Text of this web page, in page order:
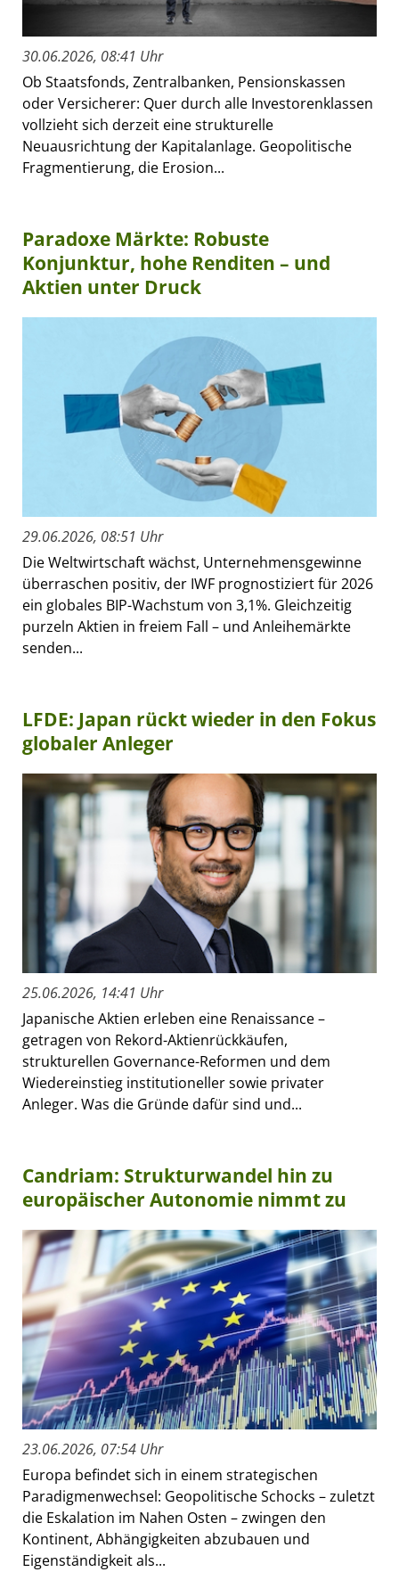
30.06.2026, 08:41 Uhr
Ob Staatsfonds, Zentralbanken, Pensionskassen
oder Versicherer: Quer durch alle Investorenklassen
vollzieht sich derzeit eine strukturelle
Neuausrichtung der Kapitalanlage. Geopolitische
Fragmentierung, die Erosion...
Paradoxe Märkte: Robuste
Konjunktur, hohe Renditen – und
Aktien unter Druck
29.06.2026, 08:51 Uhr
Die Weltwirtschaft wächst, Unternehmensgewinne
überraschen positiv, der IWF prognostiziert für 2026
ein globales BIP-Wachstum von 3,1%. Gleichzeitig
purzeln Aktien in freiem Fall – und Anleihemärkte
senden...
LFDE: Japan rückt wieder in den Fokus
globaler Anleger
25.06.2026, 14:41 Uhr
Japanische Aktien erleben eine Renaissance –
getragen von Rekord-Aktienrückkäufen,
strukturellen Governance-Reformen und dem
Wiedereinstieg institutioneller sowie privater
Anleger. Was die Gründe dafür sind und...
Candriam: Strukturwandel hin zu
europäischer Autonomie nimmt zu
23.06.2026, 07:54 Uhr
Europa befindet sich in einem strategischen
Paradigmenwechsel: Geopolitische Schocks – zuletzt
die Eskalation im Nahen Osten – zwingen den
Kontinent, Abhängigkeiten abzubauen und
Eigenständigkeit als...